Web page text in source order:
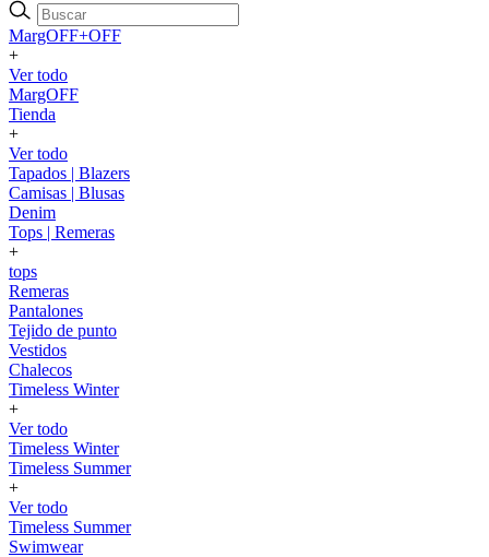
MargOFF+OFF
+
Ver todo
MargOFF
Tienda
+
Ver todo
Tapados | Blazers
Camisas | Blusas
Denim
Tops | Remeras
+
tops
Remeras
Pantalones
Tejido de punto
Vestidos
Chalecos
Timeless Winter
+
Ver todo
Timeless Winter
Timeless Summer
+
Ver todo
Timeless Summer
Swimwear